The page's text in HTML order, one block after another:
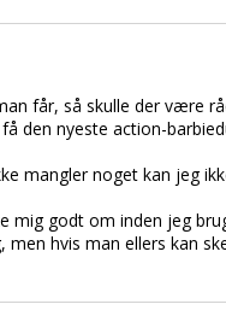
får, så skulle der være
den nyeste action-
mangler noget kan jeg
mig godt om inden jeg
hvis man ellers kan